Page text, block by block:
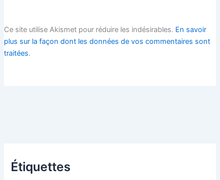
Ce site utilise Akismet pour réduire les indésirables. En savoir
plus sur la façon dont les données de vos commentaires sont
traitées.
Étiquettes